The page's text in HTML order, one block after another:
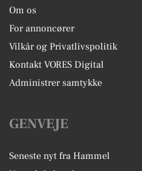
Om os
For annoncører
Vilkår og Privatlivspolitik
Kontakt VORES Digital
Administrer samtykke
GENVEJE
Seneste nyt fra Hammel